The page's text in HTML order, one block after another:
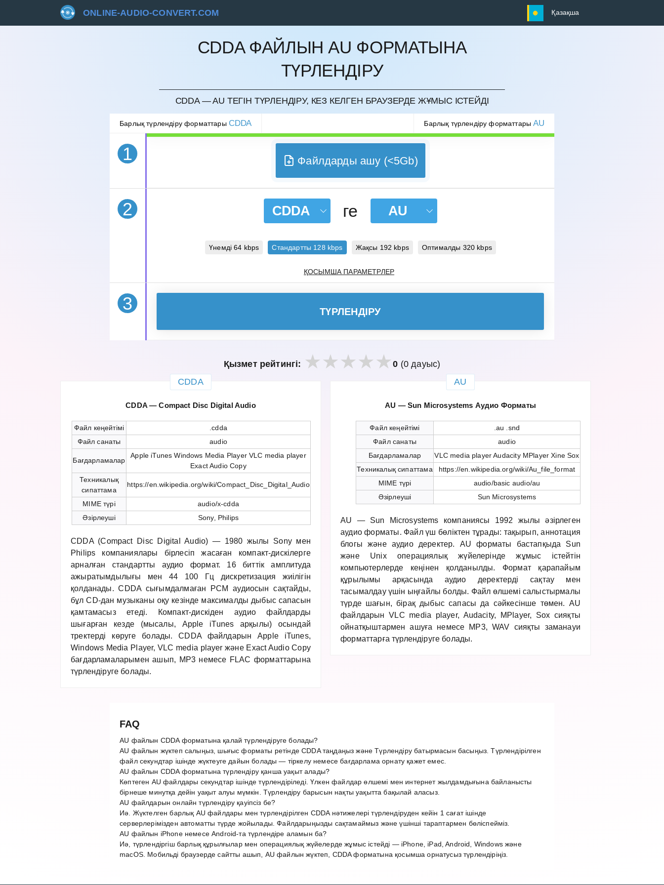
ONLINE-AUDIO-CONVERT.COM Қазақша
CDDA ФАЙЛЫН AU ФОРМАТЫНА
ТҮРЛЕНДІРУ
CDDA — AU ТЕГІН ТҮРЛЕНДІРУ, КЕЗ КЕЛГЕН БРАУЗЕРДЕ ЖҰМЫС ІСТЕЙДІ
Барлық түрлендіру форматтары CDDA Барлық түрлендіру форматтарыAU
1
БОЛДЫРМАУ
Файлдарды ашу (<5Gb)
2 CDDA ге AU
Үнемді 64 kbps Стандартты 128 kbps Жақсы 192 kbps Оптималды 320 kbps
ҚОСЫМША ПАРАМЕТРЛЕР
3 ТҮРЛЕНДІРУ
Қызмет рейтингі: 0 (0 дауыс)
CDDA
CDDA — Compact Disc Digital Audio
Файл кеңейтімі
.cdda
Файл санаты
audio
Бағдарламалар
Apple iTunes Windows Media Player VLC media player
Exact Audio Copy
Техникалық
сипаттама
https://en.wikipedia.org/wiki/Compact_Disc_Digital_Audio
MIME түрі
audio/x-cdda
Әзірлеуші
Sony, Philips
CDDA (Compact Disc Digital Audio) — 1980 жылы Sony мен
Philips компаниялары бірлесіп жасаған компакт-дискілерге
арналған стандартты аудио формат. 16 биттік амплитуда
ажыратымдылығы мен 44 100 Гц дискретизация жиілігін
қолданады. CDDA сығымдалмаған PCM аудиосын сақтайды,
бұл CD-дан музыканы оқу кезінде максималды дыбыс сапасын
қамтамасыз етеді. Компакт-дискіден аудио файлдарды
шығарған кезде (мысалы, Apple iTunes арқылы) осындай
тректерді көруге болады. CDDA файлдарын Apple iTunes,
Windows Media Player, VLC media player және Exact Audio Copy
бағдарламаларымен ашып, MP3 немесе FLAC форматтарына
түрлендіруге болады.
AU
AU — Sun Microsystems Аудио Форматы
Файл кеңейтімі
.au .snd
Файл санаты
audio
Бағдарламалар
VLC media player Audacity MPlayer Xine Sox
Техникалық сипаттама
https://en.wikipedia.org/wiki/Au_file_format
MIME түрі
audio/basic audio/au
Әзірлеуші
Sun Microsystems
AU — Sun Microsystems компаниясы 1992 жылы әзірлеген
аудио форматы. Файл үш бөліктен тұрады: тақырып, аннотация
блогы және аудио деректер. AU форматы бастапқыда Sun
және Unix операциялық жүйелерінде жұмыс істейтін
компьютерлерде кеңінен қолданылды. Формат қарапайым
құрылымы арқасында аудио деректерді сақтау мен
тасымалдау үшін ыңғайлы болды. Файл өлшемі салыстырмалы
түрде шағын, бірақ дыбыс сапасы да сәйкесінше төмен. AU
файлдарын VLC media player, Audacity, MPlayer, Sox сияқты
ойнатқыштармен ашуға немесе MP3, WAV сияқты заманауи
форматтарға түрлендіруге болады.
FAQ
AU файлын CDDA форматына қалай түрлендіруге болады?
AU файлын жүктеп салыңыз, шығыс форматы ретінде CDDA таңдаңыз және Түрлендіру батырмасын басыңыз. Түрлендірілген
файл секундтар ішінде жүктеуге дайын болады — тіркелу немесе бағдарлама орнату қажет емес.
AU файлын CDDA форматына түрлендіру қанша уақыт алады?
Көптеген AU файлдары секундтар ішінде түрлендіріледі. Үлкен файлдар өлшемі мен интернет жылдамдығына байланысты
бірнеше минутқа дейін уақыт алуы мүмкін. Түрлендіру барысын нақты уақытта бақылай аласыз.
AU файлдарын онлайн түрлендіру қауіпсіз бе?
Иә. Жүктелген барлық AU файлдары мен түрлендірілген CDDA нәтижелері түрлендіруден кейін 1 сағат ішінде
серверлерімізден автоматты түрде жойылады. Файлдарыңызды сақтамаймыз және үшінші тараптармен бөліспейміз.
AU файлын iPhone немесе Android-та түрлендіре аламын ба?
Иә, түрлендіргіш барлық құрылғылар мен операциялық жүйелерде жұмыс істейді — iPhone, iPad, Android, Windows және
macOS. Мобильді браузерде сайтты ашып, AU файлын жүктеп, CDDA форматына қосымша орнатусыз түрлендіріңіз.